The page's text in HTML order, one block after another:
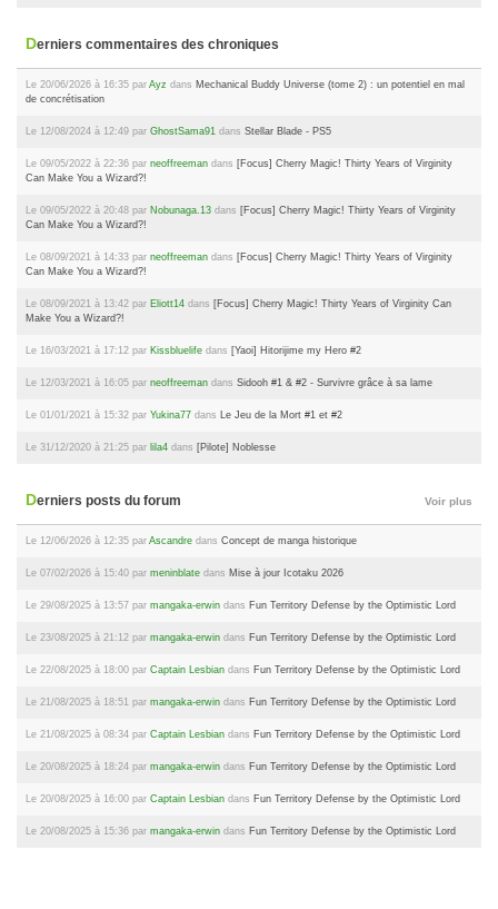
Derniers commentaires des chroniques
Le 20/06/2026 à 16:35 par Ayz dans Mechanical Buddy Universe (tome 2) : un potentiel en mal
de concrétisation
Le 12/08/2024 à 12:49 par GhostSama91 dans Stellar Blade - PS5
Le 09/05/2022 à 22:36 par neoffreeman dans [Focus] Cherry Magic! Thirty Years of Virginity
Can Make You a Wizard?!
Le 09/05/2022 à 20:48 par Nobunaga.13 dans [Focus] Cherry Magic! Thirty Years of Virginity
Can Make You a Wizard?!
Le 08/09/2021 à 14:33 par neoffreeman dans [Focus] Cherry Magic! Thirty Years of Virginity
Can Make You a Wizard?!
Le 08/09/2021 à 13:42 par Eliott14 dans [Focus] Cherry Magic! Thirty Years of Virginity Can
Make You a Wizard?!
Le 16/03/2021 à 17:12 par Kissbluelife dans [Yaoi] Hitorijime my Hero #2
Le 12/03/2021 à 16:05 par neoffreeman dans Sidooh #1 & #2 - Survivre grâce à sa lame
Le 01/01/2021 à 15:32 par Yukina77 dans Le Jeu de la Mort #1 et #2
Le 31/12/2020 à 21:25 par lila4 dans [Pilote] Noblesse
Derniers posts du forum Voir plus
Le 12/06/2026 à 12:35 par Ascandre dans Concept de manga historique
Le 07/02/2026 à 15:40 par meninblate dans Mise à jour Icotaku 2026
Le 29/08/2025 à 13:57 par mangaka-erwin dans Fun Territory Defense by the Optimistic Lord
Le 23/08/2025 à 21:12 par mangaka-erwin dans Fun Territory Defense by the Optimistic Lord
Le 22/08/2025 à 18:00 par Captain Lesbian dans Fun Territory Defense by the Optimistic Lord
Le 21/08/2025 à 18:51 par mangaka-erwin dans Fun Territory Defense by the Optimistic Lord
Le 21/08/2025 à 08:34 par Captain Lesbian dans Fun Territory Defense by the Optimistic Lord
Le 20/08/2025 à 18:24 par mangaka-erwin dans Fun Territory Defense by the Optimistic Lord
Le 20/08/2025 à 16:00 par Captain Lesbian dans Fun Territory Defense by the Optimistic Lord
Le 20/08/2025 à 15:36 par mangaka-erwin dans Fun Territory Defense by the Optimistic Lord